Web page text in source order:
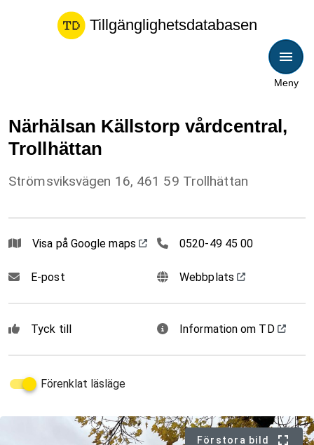
Tillgänglighetsdatabasen
Meny
Närhälsan Källstorp vårdcentral,
Trollhättan
Strömsviksvägen 16, 461 59 Trollhättan
Visa på Google maps 052049 45 00
0520-49 45 00
E-post Webbplats
Tyck till Information om TD
Förenklat läsläge
Förstora bild